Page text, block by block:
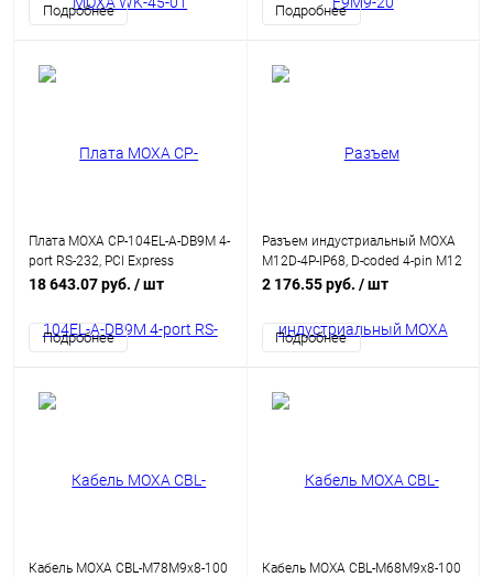
Подробнее Подробнее
Плата MOXA CP-104EL-A-DB9M 4-
port RS-232, PCI Express
18 643.07 руб. / шт
Подробнее
Разъем индустриальный MOXA
M12D-4P-IP68, D-coded 4-pin M12
Male, IP68
2 176.55 руб. / шт
Подробнее
Кабель MOXA CBL-M78M9x8-100 Кабель MOXA CBL-M68M9x8-100